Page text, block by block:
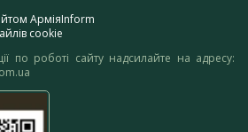
АрміяInform
cookie
по роботі сайту надсилайте на адресу: